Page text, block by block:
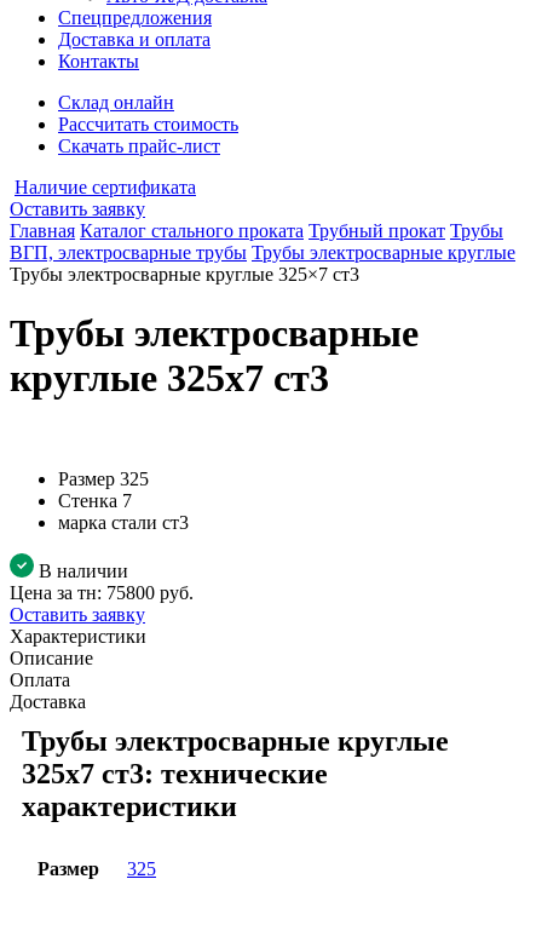
Спецпредложения
Доставка и оплата
Контакты
Склад онлайн
Рассчитать стоимость
Скачать прайс-лист
Наличие сертификата
Оставить заявку
Главная Каталог стального проката Трубный прокат Трубы
ВГП, электросварные трубы Трубы электросварные круглые
Трубы электросварные круглые 325×7 ст3
Трубы электросварные
круглые 325x7 ст3
Размер 325
Стенка 7
марка стали ст3
В наличии
Цена за тн: 75800 руб.
Оставить заявку
Характеристики
Описание
Оплата
Доставка
Трубы электросварные круглые
325x7 ст3: технические
характеристики
Размер 325